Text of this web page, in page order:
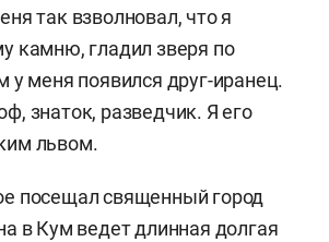
так взволновал, что я
камню, гладил зверя по
у меня появился друг-иранец.
знаток, разведчик. Я его
львом.
посещал священный город
в Кум ведет длинная долгая